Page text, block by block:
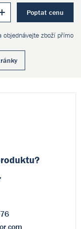
Poptat cenu
objednávejte zboží přímo